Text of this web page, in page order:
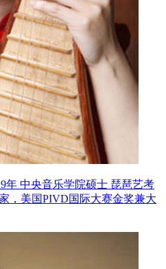
年 中央音乐学院硕士 琵琶艺考
，美国PIVD国际大赛金奖兼大